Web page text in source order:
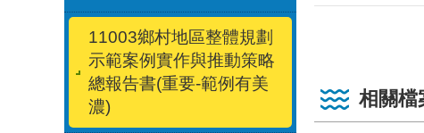
11003鄉村地區整體規劃
示範案例實作與推動策略
總報告書(重要-範例有美
濃)
相關檔